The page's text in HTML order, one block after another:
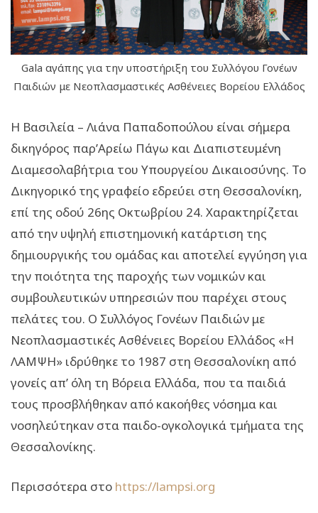
Gala αγάπης για την υποστήριξη του Συλλόγου Γονέων
Παιδιών με Νεοπλασμαστικές Ασθένειες Βορείου Ελλάδος
Η Βασιλεία – Λιάνα Παπαδοπούλου είναι σήμερα
δικηγόρος παρ’Αρείω Πάγω και Διαπιστευμένη
Διαμεσολαβήτρια του Υπουργείου Δικαιοσύνης. Το
Δικηγορικό της γραφείο εδρεύει στη Θεσσαλονίκη,
επί της οδού 26ης Οκτωβρίου 24. Χαρακτηρίζεται
από την υψηλή επιστημονική κατάρτιση της
δημιουργικής του ομάδας και αποτελεί εγγύηση για
την ποιότητα της παροχής των νομικών και
συμβουλευτικών υπηρεσιών που παρέχει στους
πελάτες του. Ο Συλλόγος Γονέων Παιδιών με
Νεοπλασμαστικές Ασθένειες Βορείου Ελλάδος «Η
ΛΑΜΨΗ» ιδρύθηκε το 1987 στη Θεσσαλονίκη από
γονείς απ’ όλη τη Βόρεια Ελλάδα, που τα παιδιά
τους προσβλήθηκαν από κακοήθες νόσημα και
νοσηλεύτηκαν στα παιδο-ογκολογικά τμήματα της
Θεσσαλονίκης.
Περισσότερα στο https://lampsi.org